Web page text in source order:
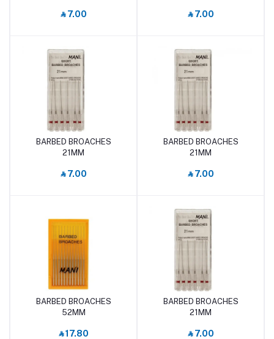
‎⃁ 7.00
‎⃁ 7.00
أضف إلى السلة
BARBED BROACHES
21MM
‎⃁ 7.00
أضف إلى السلة
BARBED BROACHES
21MM
‎⃁ 7.00
أضف إلى السلة
BARBED BROACHES
21MM
‎⃁ 7.00
أضف إلى السلة
BARBED BROACHES
52MM
‎⃁ 17.80